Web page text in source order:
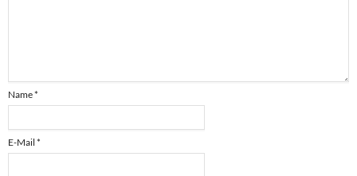
Name*
E-Mail *